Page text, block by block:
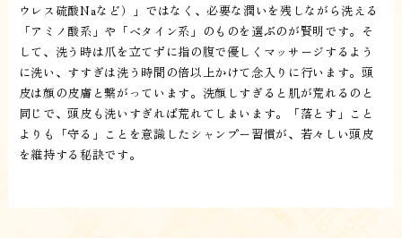
ウレス硫酸Naなど）」ではなく、必要な潤いを残しながら洗える
「アミノ酸系」や「ベタイン系」のものを選ぶのが賢明です。そ
して、洗う時は爪を立てずに指の腹で優しくマッサージするよう
に洗い、すすぎは洗う時間の倍以上かけて念入りに行います。頭
皮は顔の皮膚と繋がっています。洗顔しすぎると肌が荒れるのと
同じで、頭皮も洗いすぎれば荒れてしまいます。「落とす」こと
よりも「守る」ことを意識したシャンプー習慣が、若々しい頭皮
を維持する秘訣です。